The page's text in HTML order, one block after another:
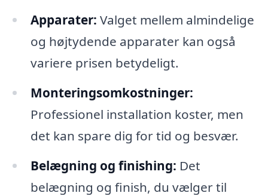
Apparater: Valget mellem almindelige
og højtydende apparater kan også
variere prisen betydeligt.
Monteringsomkostninger:
Professionel installation koster, men
det kan spare dig for tid og besvær.
Belægning og finishing: Det
belægning og finish, du vælger til